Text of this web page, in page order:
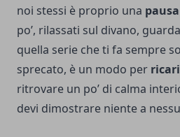
noi stessi è proprio una
po’, rilassati sul divano,
quella serie che ti fa sempre
sprecato, è un modo per
ritrovare un po’ di calma
devi dimostrare niente a